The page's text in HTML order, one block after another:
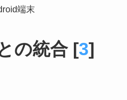
端末
の統合 [3]